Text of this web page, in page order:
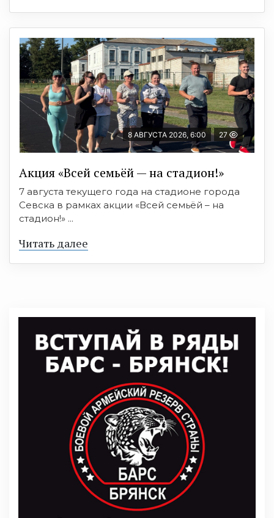
8 АВГУСТА 2026, 6:00 27
Акция «Всей семьёй — на стадион!»
7 августа текущего года на стадионе города
Севска в рамках акции «Всей семьёй – на
стадион!» ...
Читать далее